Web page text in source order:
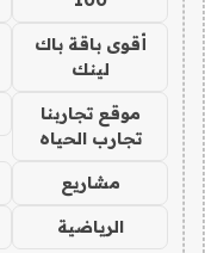
أقوى باقة باك
لينك
موقع تجاربنا
تجارب الحياه
مشاريع
الرياضية